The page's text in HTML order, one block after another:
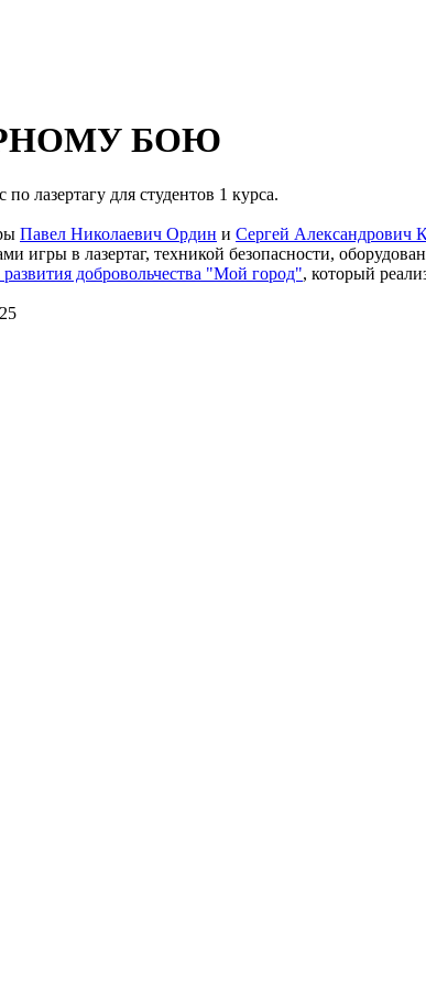
БОЮ
лазертагу для студентов 1 курса.
Павел Николаевич Ордин и Сергей Александрович
игры в лазертаг, техникой безопасности,
добровольчества "Мой город", который